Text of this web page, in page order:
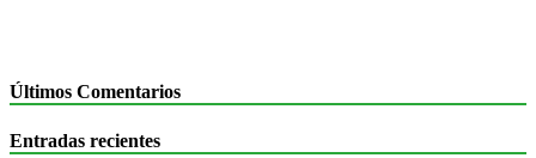
Últimos Comentarios
Entradas recientes